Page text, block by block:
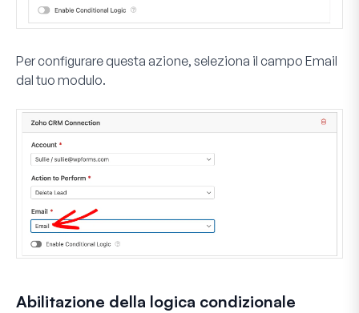
Per configurare questa azione, seleziona il campo Email
dal tuo modulo.
Abilitazione della logica condizionale